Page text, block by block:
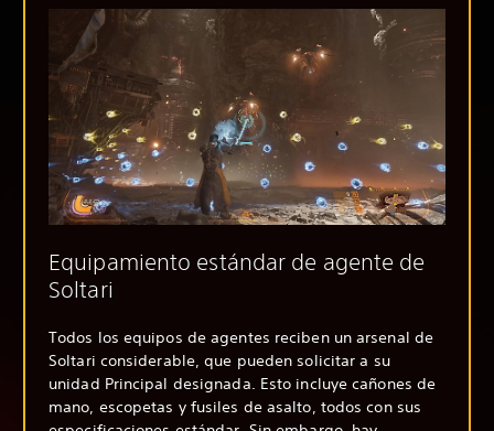
Equipamiento estándar de agente de
Soltari
Todos los equipos de agentes reciben un arsenal de
Soltari considerable, que pueden solicitar a su
unidad Principal designada. Esto incluye cañones de
mano, escopetas y fusiles de asalto, todos con sus